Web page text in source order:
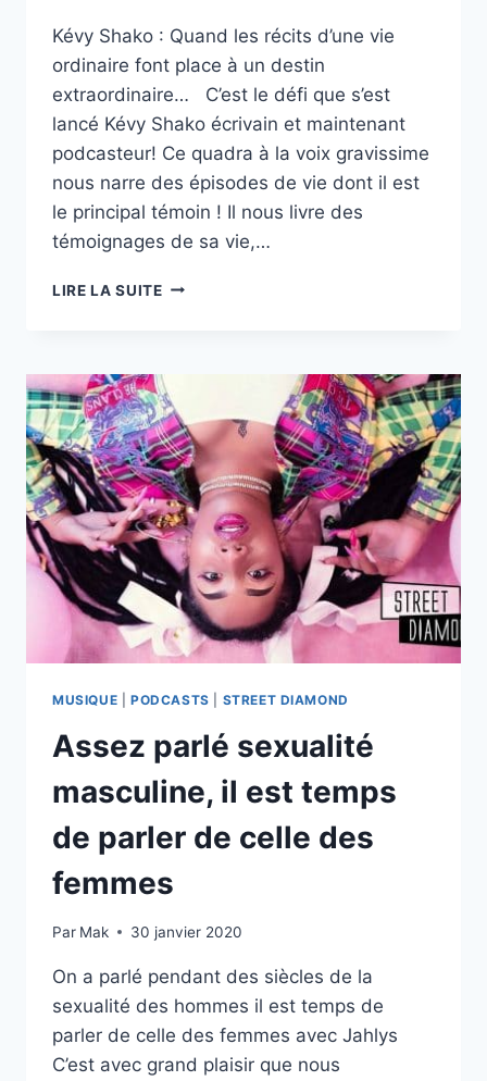
Kévy Shako : Quand les récits d’une vie
ordinaire font place à un destin
extraordinaire… C’est le défi que s’est
lancé Kévy Shako écrivain et maintenant
podcasteur! Ce quadra à la voix gravissime
nous narre des épisodes de vie dont il est
le principal témoin ! Il nous livre des
témoignages de sa vie,…
LIRE LA SUITELES
PIERRE
BELLEMARE
DE
LA
STREET
MUSIQUE PODCASTS STREET DIAMOND
Assez parlé sexualité
masculine, il est temps
de parler de celle des
femmes
Par Mak 30 janvier 2020
On a parlé pendant des siècles de la
sexualité des hommes il est temps de
parler de celle des femmes avec Jahlys
C’est avec grand plaisir que nous